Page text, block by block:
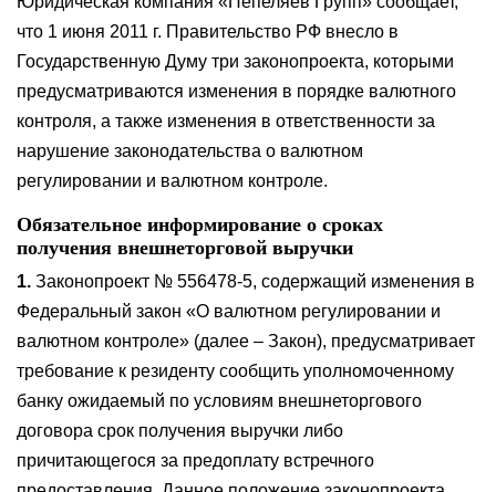
что 1 июня 2011 г. Правительство РФ внесло в
Государственную Думу три законопроекта, которыми
предусматриваются изменения в порядке валютного
контроля, а также изменения в ответственности за
нарушение законодательства о валютном
регулировании и валютном контроле.
Обязательное информирование о сроках
получения внешнеторговой выручки
1. Законопроект № 556478-5, содержащий изменения в
Федеральный закон «О валютном регулировании и
валютном контроле» (далее – Закон), предусматривает
требование к резиденту сообщить уполномоченному
банку ожидаемый по условиям внешнеторгового
договора срок получения выручки либо
причитающегося за предоплату встречного